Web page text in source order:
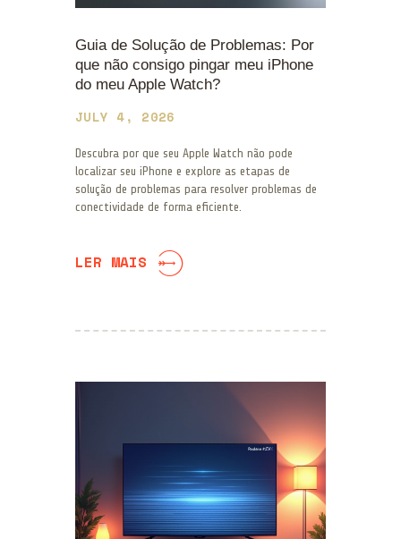
Guia de Solução de Problemas: Por
que não consigo pingar meu iPhone
do meu Apple Watch?
JULY 4, 2026
Descubra por que seu Apple Watch não pode
localizar seu iPhone e explore as etapas de
solução de problemas para resolver problemas de
conectividade de forma eficiente.
LER MAIS